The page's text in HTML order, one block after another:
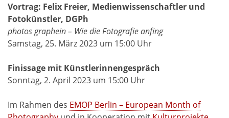
Vortrag: Felix Freier, Medienwissenschaftler und
Fotokünstler, DGPh
photos graphein – Wie die Fotografie anfing
Samstag, 25. März 2023 um 15:00 Uhr
Finissage mit Künstlerinnengespräch
Sonntag, 2. April 2023 um 15:00 Uhr
Im Rahmen des EMOP Berlin – European Month of